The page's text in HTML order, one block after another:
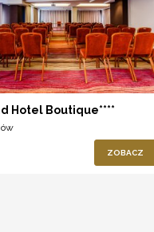
Hotel Boutique****
ZOBACZ